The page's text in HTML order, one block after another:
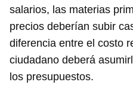
salarios, las materias
precios deberían subir
diferencia entre el costo
ciudadano deberá
los presupuestos.